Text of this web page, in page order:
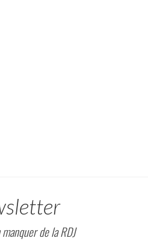
de la RDJ